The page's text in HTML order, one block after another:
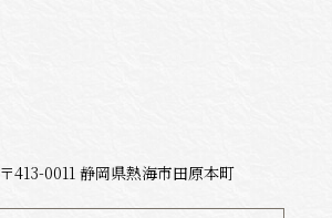
〒413-0011 静岡県熱海市田原本町